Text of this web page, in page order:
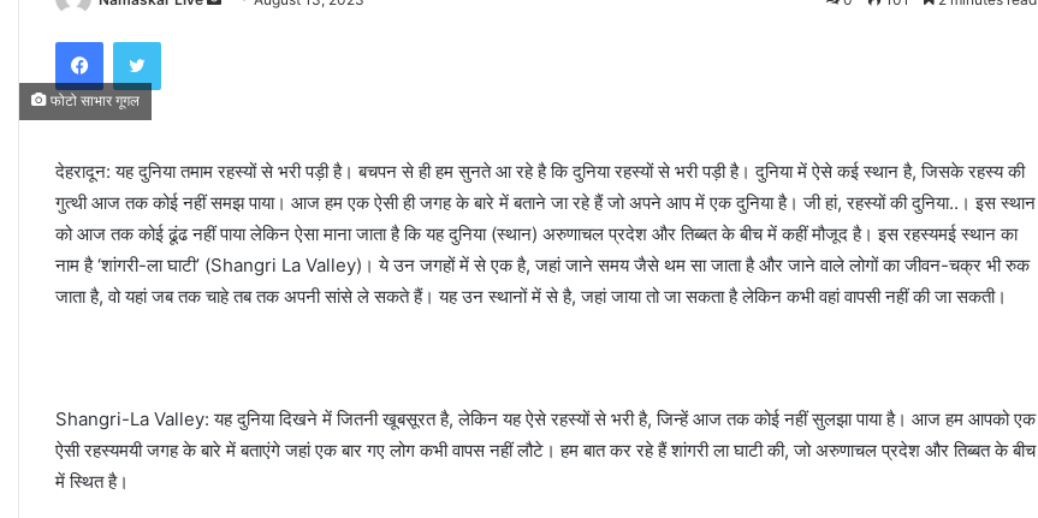
e
m
a
i
l
फोटो साभार गूगल
देहरादून: यह दुनिया तमाम रहस्यों से भरी पड़ी है। बचपन से ही हम सुनते आ रहे है कि दुनिया रहस्यों से भरी पड़ी है। दुनिया में ऐसे कई स्थान है, जिसके रहस्य की
गुत्थी आज तक कोई नहीं समझ पाया। आज हम एक ऐसी ही जगह के बारे में बताने जा रहे हैं जो अपने आप में एक दुनिया है। जी हां, रहस्यों की दुनिया..। इस स्थान
को आज तक कोई ढूंढ नहीं पाया लेकिन ऐसा माना जाता है कि यह दुनिया (स्थान) अरुणाचल प्रदेश और तिब्बत के बीच में कहीं मौजूद है। इस रहस्यमई स्थान का
नाम है ‘शांगरी-ला घाटी’ (Shangri La Valley)। ये उन जगहों में से एक है, जहां जाने समय जैसे थम सा जाता है और जाने वाले लोगों का जीवन-चक्र भी रुक
जाता है, वो यहां जब तक चाहे तब तक अपनी सांसे ले सकते हैं। यह उन स्थानों में से है, जहां जाया तो जा सकता है लेकिन कभी वहां वापसी नहीं की जा सकती।
Shangri-La Valley: यह दुनिया दिखने में जितनी खूबसूरत है, लेकिन यह ऐसे रहस्यों से भरी है, जिन्हें आज तक कोई नहीं सुलझा पाया है। आज हम आपको एक
ऐसी रहस्यमयी जगह के बारे में बताएंगे जहां एक बार गए लोग कभी वापस नहीं लौटे। हम बात कर रहे हैं शांगरी ला घाटी की, जो अरुणाचल प्रदेश और तिब्बत के बीच
में स्थित है।